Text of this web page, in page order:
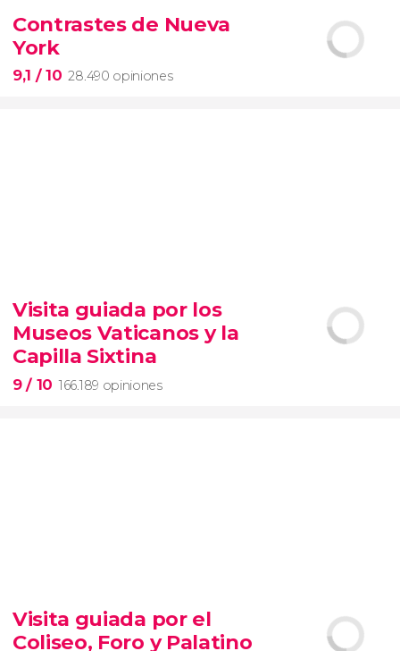
Arena de gladiadores
visita del
Coliseo Romano
el Foro y el
Contrastes de Nueva
York
9,1 / 10 28.490 opiniones
Contrastes de Nueva York
barrios de Queens, el Bronx y Brooklyn
Visita guiada por los
Museos Vaticanos y la
Capilla Sixtina
9/ 10 166.189 opiniones
visita guiada por los Museos Vaticanos y la Capilla
Sixtina
Visita guiada por el
Coliseo, Foro y Palatino